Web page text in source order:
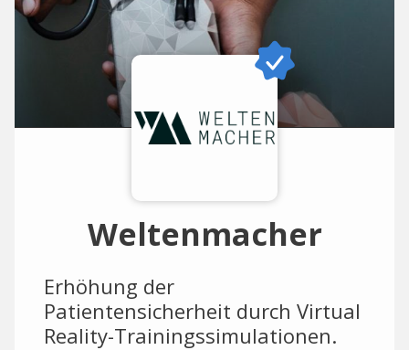
Weltenmacher
Erhöhung der
Patientensicherheit durch Virtual
Reality-Trainingssimulationen.